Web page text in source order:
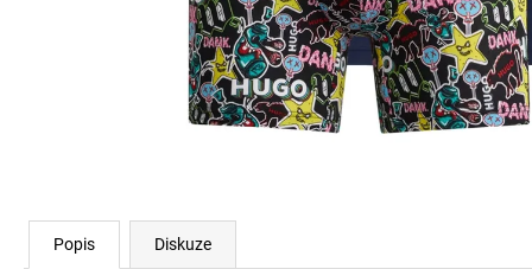
Popis Diskuze
RYAN-D-CORE-3PACK TRENKY E7672
1 990 Kč